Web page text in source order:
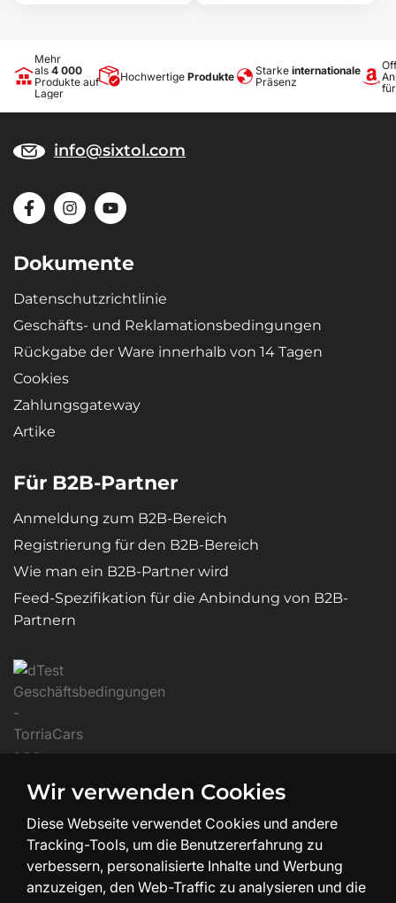
Mehr
als 4 000
Produkte auf
Lager
Hochwertige Produkte Starke internationale
Präsenz
info@sixtol.com
Dokumente
Datenschutzrichtlinie
Geschäfts- und Reklamationsbedingungen
Rückgabe der Ware innerhalb von 14 Tagen
Cookies
Zahlungsgateway
Artike
Für B2B-Partner
Anmeldung zum B2B-Bereich
Registrierung für den B2B-Bereich
Wie man ein B2B-Partner wird
Feed-Spezifikation für die Anbindung von B2B-
Partnern
Wir verwenden Cookies
Diese Webseite verwendet Cookies und andere
Tracking-Tools, um die Benutzererfahrung zu
verbessern, personalisierte Inhalte und Werbung
anzuzeigen, den Web-Traffic zu analysieren und die